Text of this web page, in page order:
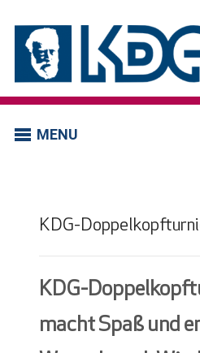
MENU
KDG-
KDG-
macht Spaß und